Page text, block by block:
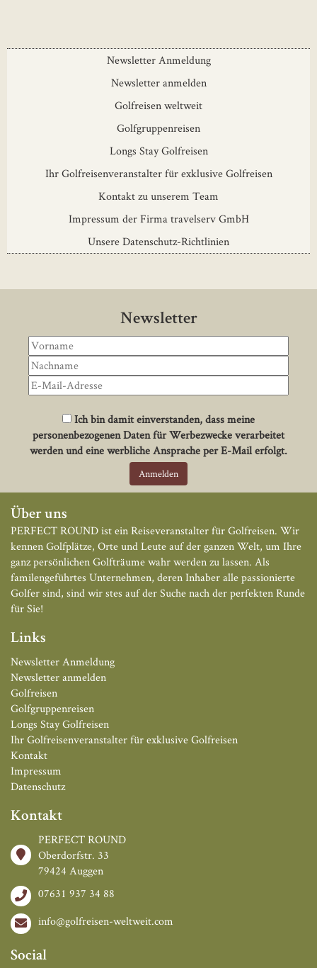
Newsletter Anmeldung
Newsletter anmelden
Golfreisen weltweit
Golfgruppenreisen
Longs Stay Golfreisen
Ihr Golfreisenveranstalter für exklusive Golfreisen
Kontakt zu unserem Team
Impressum der Firma travelserv GmbH
Unsere Datenschutz-Richtlinien
Newsletter
Ich bin damit einverstanden, dass meine
personenbezogenen Daten für Werbezwecke verarbeitet
werden und eine werbliche Ansprache per E-Mail erfolgt.
Über uns
PERFECT ROUND ist ein Reiseveranstalter für Golfreisen. Wir
kennen Golfplätze, Orte und Leute auf der ganzen Welt, um Ihre
ganz persönlichen Golfträume wahr werden zu lassen. Als
familengeführtes Unternehmen, deren Inhaber alle passionierte
Golfer sind, sind wir stes auf der Suche nach der perfekten Runde
für Sie!
Links
Newsletter Anmeldung
Newsletter anmelden
Golfreisen
Golfgruppenreisen
Longs Stay Golfreisen
Ihr Golfreisenveranstalter für exklusive Golfreisen
Kontakt
Impressum
Datenschutz
Kontakt
PERFECT ROUND
Oberdorfstr. 33
79424 Auggen
07631 937 34 88
info@golfreisen-weltweit.com
Social